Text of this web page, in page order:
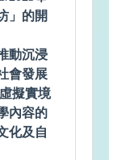
」的開
動沉浸
會發展
擬實境
內容的
化及自